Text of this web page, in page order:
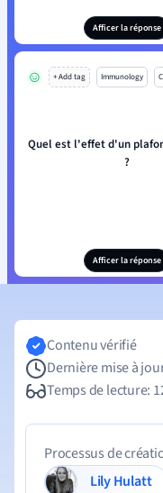
Afficer la réponse
+ Add tag Immunology
Quel est l'effet d'un
?
Afficer la réponse
Contenu vérifié
Dernière mise à
Temps de lecture:
Processus de
Lily Hulatt